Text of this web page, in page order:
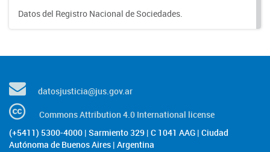
Datos del Registro Nacional de Sociedades.
datosjusticia@jus.gov.ar
Commons Attribution 4.0 International license
(+5411) 5300-4000 | Sarmiento 329 | C 1041 AAG | Ciudad
Autónoma de Buenos Aires | Argentina